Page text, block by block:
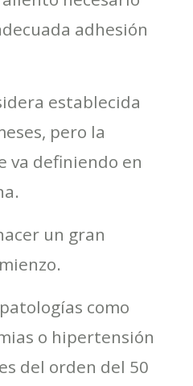
adhesión
establecida
pero la
va definiendo en
un gran
como
o hipertensión
del orden del 50